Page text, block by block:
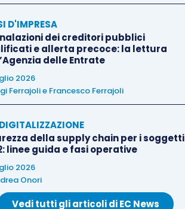
D'IMPRESA
dei creditori pubblici
e allerta precoce: la lettura
delle Entrate
2026
Ferrajolie Francesco Ferrajoli
della supply chain per i soggetti
linee guida e fasi operative
2026
Onori
Vedi tutti gli articoli di EC News